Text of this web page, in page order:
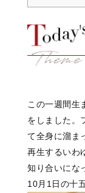
この一週間生
をしました。
て全身に溜ま
再生するいわ
知り合いにな
10月1日の十